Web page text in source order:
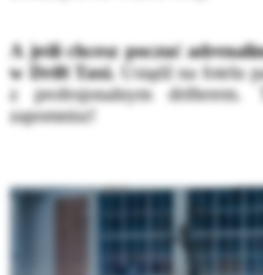
A jeśli chcesz poczuć
w Drift Taxi. Usiądź na fotelu
z profesjonalnym drifterem.
zapomnisz!